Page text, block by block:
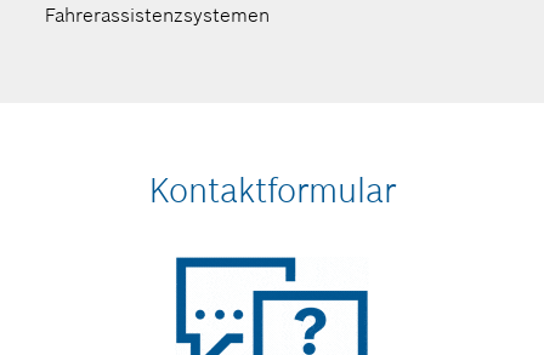
Fahrerassistenzsystemen
Kontaktformular